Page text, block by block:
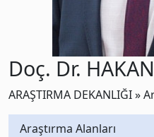
Doç. Dr.
ARAŞTIRMA DEKANLIĞI »
Araştırma Alanları